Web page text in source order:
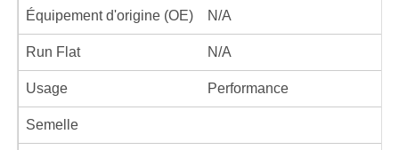
Équipement d'origine (OE) N/A
Run Flat N/A
Usage Performance
Semelle